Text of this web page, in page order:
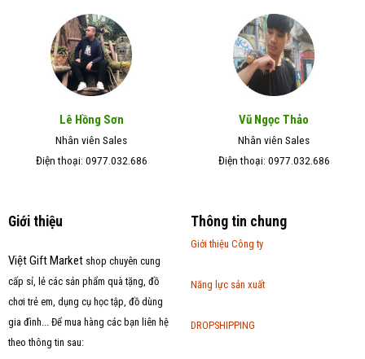
Lê Hồng Sơn
Nhân viên Sales
Điện thoại: 0977.032.686
Vũ Ngọc Thảo
Nhân viên Sales
Điện thoại: 0977.032.686
Giới thiệu
Việt Gift Marketshop chuyên cung
cấp sỉ, lẻ các sản phẩm quà tặng, đồ
chơi trẻ em, dụng cụ học tập, đồ dùng
gia đình... Để mua hàng các bạn liên hệ
theo thông tin sau:
Thông tin chung
Giới thiệu Công ty
Năng lực sản xuất
DROPSHIPPING